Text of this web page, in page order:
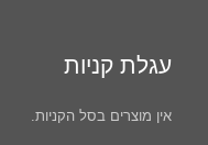
עגלת קניות
אין מוצרים בסל הקניות.